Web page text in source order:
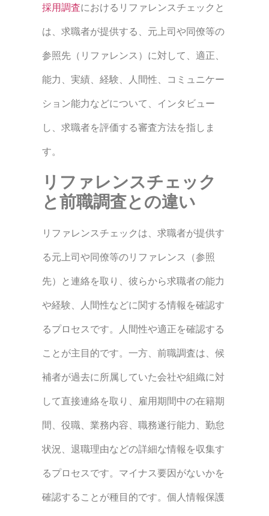
採用調査におけるリファレンスチェックと
は、求職者が提供する、元上司や同僚等の
参照先（リファレンス）に対して、適正、
能力、実績、経験、人間性、コミュニケー
ション能力などについて、インタビュー
し、求職者を評価する審査方法を指しま
す。
リファレンスチェック
と前職調査との違い
リファレンスチェックは、求職者が提供す
る元上司や同僚等のリファレンス（参照
先）と連絡を取り、彼らから求職者の能力
や経験、人間性などに関する情報を確認す
るプロセスです。人間性や適正を確認する
ことが主目的です。 一方、前職調査は、候
補者が過去に所属していた会社や組織に対
して直接連絡を取り、雇用期間中の在籍期
間、役職、業務内容、職務遂行能力、勤怠
状況、退職理由などの詳細な情報を収集す
るプロセスです。マイナス要因がないかを
確認することが種目的です。 個人情報保護